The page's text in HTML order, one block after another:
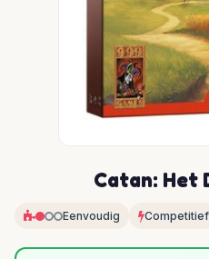
Catan: Het
Eenvoudig Competitief